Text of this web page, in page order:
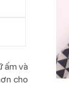
ấm và
cho